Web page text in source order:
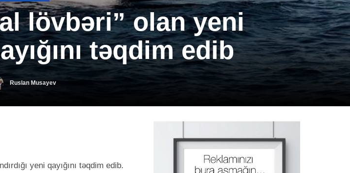
lövbəri” olan yeni
təqdim edib
Ruslan Musayev
yeni qayığını təqdim edib.